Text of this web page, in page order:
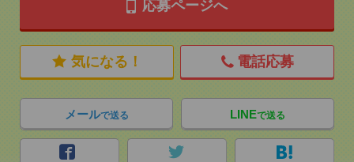
応募ページへ
気になる！ 電話応募
メールで送る LINEで送る